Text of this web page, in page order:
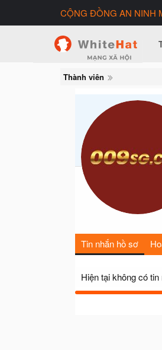
CỘNG ĐỒNG AN NINH
Thành viên
Tin nhắn hồ sơ
Hiện tại không có